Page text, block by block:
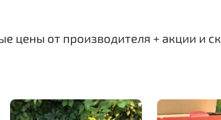
цены от производителя + акции и